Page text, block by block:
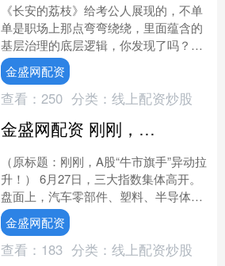
《长安的荔枝》给考公人展现的，不单
单是职场上那点弯弯绕绕，里面蕴含的
基层治理的底层逻辑，你发现了吗？带
你一起来看其中的申论/面试要点👇 1️⃣原
则底线—以“锋芒....
金盛网配资
查看： 250 分类： 线上配资炒股
金盛网配资 刚刚，A股“牛市旗手”异动拉升！
（原标题：刚刚，A股“牛市旗手”异动拉
升！） 6月27日，三大指数集体高开。
盘面上，汽车零部件、塑料、半导体、
能源金属、消费电子、有色金属、小米
汽车概念等板块开....
金盛网配资
查看： 183 分类： 线上配资炒股